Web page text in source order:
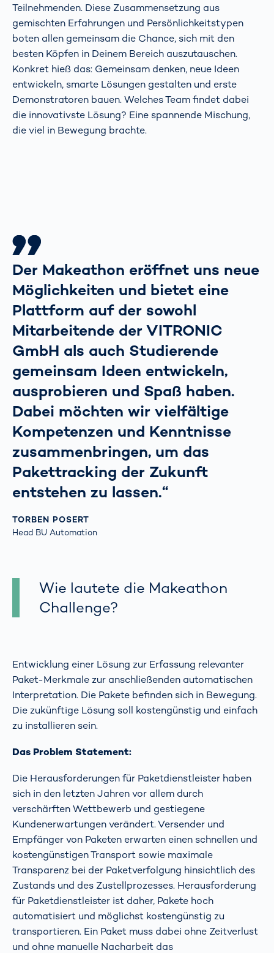
Teilnehmenden. Diese Zusammensetzung aus
gemischten Erfahrungen und Persönlichkeitstypen
boten allen gemeinsam die Chance, sich mit den
besten Köpfen in Deinem Bereich auszutauschen.
Konkret hieß das: Gemeinsam denken, neue Ideen
entwickeln, smarte Lösungen gestalten und erste
Demonstratoren bauen. Welches Team findet dabei
die innovativste Lösung? Eine spannende Mischung,
die viel in Bewegung brachte.
Der Makeathon eröffnet uns neue
Möglichkeiten und bietet eine
Plattform auf der sowohl
Mitarbeitende der VITRONIC
GmbH als auch Studierende
gemeinsam Ideen entwickeln,
ausprobieren und Spaß haben.
Dabei möchten wir vielfältige
Kompetenzen und Kenntnisse
zusammenbringen, um das
Pakettracking der Zukunft
entstehen zu lassen.“
TORBEN POSERT
Head BU Automation
Wie lautete die Makeathon
Challenge?
Entwicklung einer Lösung zur Erfassung relevanter
Paket-Merkmale zur anschließenden automatischen
Interpretation. Die Pakete befinden sich in Bewegung.
Die zukünftige Lösung soll kostengünstig und einfach
zu installieren sein.
Das Problem Statement:
Die Herausforderungen für Paketdienstleister haben
sich in den letzten Jahren vor allem durch
verschärften Wettbewerb und gestiegene
Kundenerwartungen verändert. Versender und
Empfänger von Paketen erwarten einen schnellen und
kostengünstigen Transport sowie maximale
Transparenz bei der Paketverfolgung hinsichtlich des
Zustands und des Zustellprozesses. Herausforderung
für Paketdienstleister ist daher, Pakete hoch
automatisiert und möglichst kostengünstig zu
transportieren. Ein Paket muss dabei ohne Zeitverlust
und ohne manuelle Nacharbeit das